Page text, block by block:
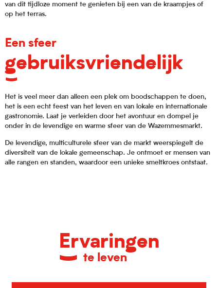
van dit tijdloze moment te genieten bij een van de kraampjes of
op het terras.
Een sfeer
gebruiksvriendelijk
Het is veel meer dan alleen een plek om boodschappen te doen,
het is een echt feest van het leven en van lokale en internationale
gastronomie. Laat je verleiden door het avontuur en dompel je
onder in de levendige en warme sfeer van de Wazemmesmarkt.
De levendige, multiculturele sfeer van de markt weerspiegelt de
diversiteit van de lokale gemeenschap. Je ontmoet er mensen van
alle rangen en standen, waardoor een unieke smeltkroes ontstaat.
Ervaringen
te leven